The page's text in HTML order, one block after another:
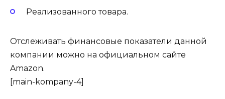
Реализованного товара.
Отслеживать финансовые показатели данной
компании можно на официальном сайте
Amazon.
[main-kompany-4]